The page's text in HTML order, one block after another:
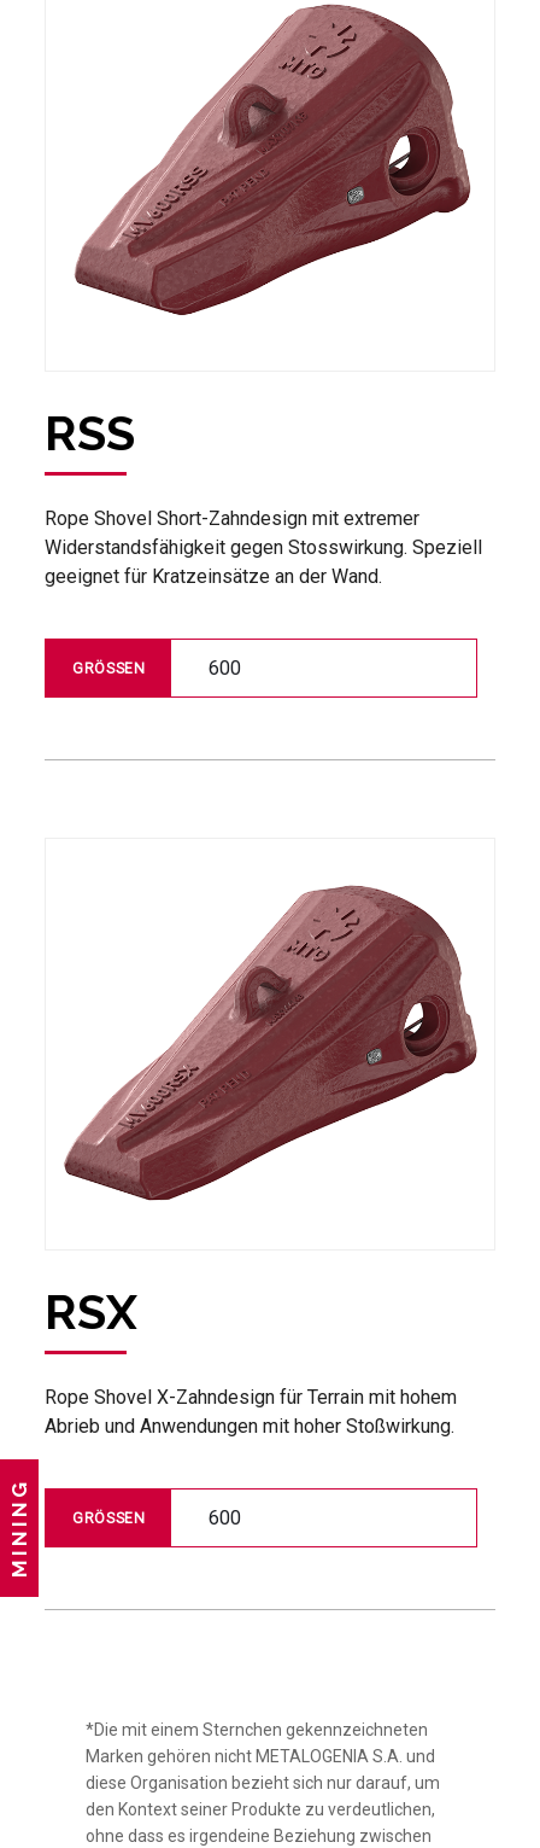
RSS
Rope Shovel Short-Zahndesign mit extremer
Widerstandsfähigkeit gegen Stosswirkung. Speziell
geeignet für Kratzeinsätze an der Wand.
GRÖSSEN 600
RSX
Rope Shovel X-Zahndesign für Terrain mit hohem
Abrieb und Anwendungen mit hoher Stoßwirkung.
GRÖSSEN 600
*Die mit einem Sternchen gekennzeichneten
Marken gehören nicht METALOGENIA S.A. und
diese Organisation bezieht sich nur darauf, um
den Kontext seiner Produkte zu verdeutlichen,
ohne dass es irgendeine Beziehung zwischen
MINING